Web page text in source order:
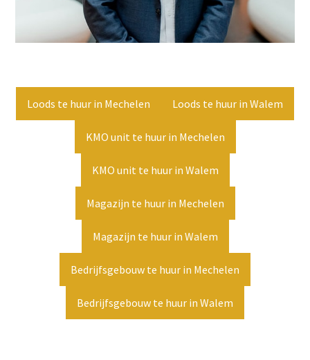
Loods te huur in Mechelen Loods te huur in Walem
KMO unit te huur in Mechelen
KMO unit te huur in Walem
Magazijn te huur in Mechelen
Magazijn te huur in Walem
Bedrijfsgebouw te huur in Mechelen
Bedrijfsgebouw te huur in Walem